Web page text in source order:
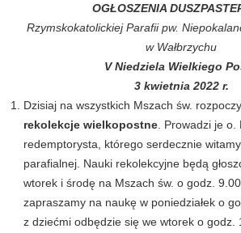
OGŁOSZENIA
Rzymskokatolickiej Parafii pw.
w Wałbrzychu
V Niedziela Wielkiego
3 kwietnia 2022 r.
Dzisiaj na wszystkich Mszach św.
rekolekcje wielkopostne . Prowadzi je o.
redemptorysta, którego serdecznie
parafialnej. Nauki rekolekcyjne będą
wtorek i środę na Mszach św. o godz.
zapraszamy na naukę w poniedziałek o
z dziećmi odbędzie się we wtorek o godz.